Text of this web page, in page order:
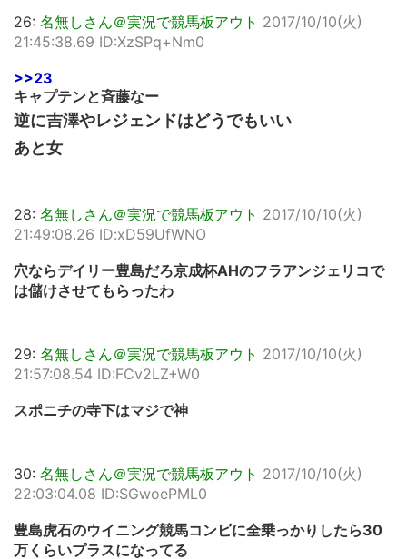
26: 名無しさん＠実況で競馬板アウト 2017/10/10(火)
21:45:38.69 ID:XzSPq+Nm0
>>23
キャプテンと斉藤なー
逆に吉澤やレジェンドはどうでもいい
あと女
28: 名無しさん＠実況で競馬板アウト 2017/10/10(火)
21:49:08.26 ID:xD59UfWNO
穴ならデイリー豊島だろ京成杯AHのフラアンジェリコで
は儲けさせてもらったわ
29: 名無しさん＠実況で競馬板アウト 2017/10/10(火)
21:57:08.54 ID:FCv2LZ+W0
スポニチの寺下はマジで神
30: 名無しさん＠実況で競馬板アウト 2017/10/10(火)
22:03:04.08 ID:SGwoePML0
豊島虎石のウイニング競馬コンビに全乗っかりしたら30
万くらいプラスになってる